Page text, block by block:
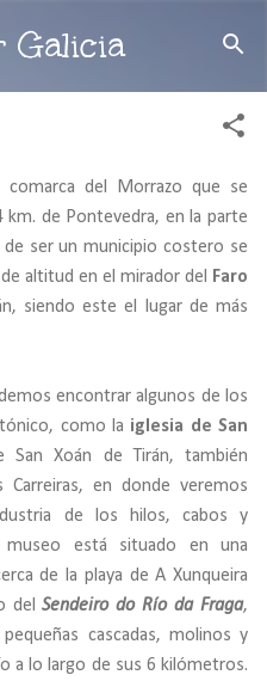
principal
Galicia
del Morrazo que se
de Pontevedra, en la parte
ser un municipio costero se
altitud en el mirador del
Faro
siendo este el lugar de más
encontrar algunos de los
como la iglesia de San
Xoán de Tirán, también
en donde veremos
de los hilos, cabos y
museo está situado en una
de la playa de A Xunqueira
delSendeiro do Río da Fraga,
cascadas, molinos y
a lo largo de sus 6 kilómetros.